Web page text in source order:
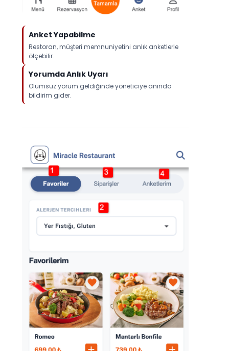
Anket Yapabilme
Restoran, müşteri memnuniyetini anlık anketlerle
ölçebilir.
Yorumda Anlık Uyarı
Olumsuz yorum geldiğinde yöneticiye anında
bildirim gider.